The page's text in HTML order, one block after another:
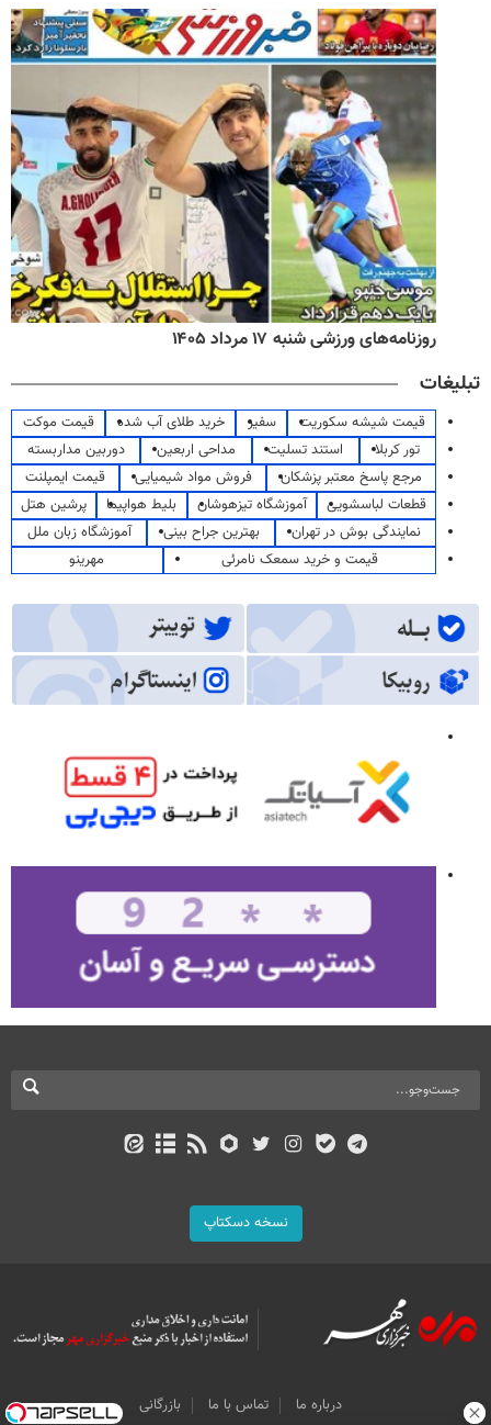
روزنامه‌های ورزشی شنبه ۱۷ مرداد ۱۴۰۵
تبلیغات
قیمت شیشه سکوریت سفیر خرید طلای آب شده
قیمت موکت
تور کربلا
استند تسلیت مداحی اربعین
دوربین مداربسته
مرجع پاسخ معتبر پزشکان
فروش مواد شیمیایی
قیمت ایمپلنت
قطعات لباسشویی
آموزشگاه تیزهوشان بلیط هواپیما
پرشین هتل
نمایندگی بوش در تهران
بهترین جراح بینی
آموزشگاه زبان ملل
قیمت و خرید سمعک نامرئی
مهرینو
نسخه دسکتاپ
درباره ما تماس با ما بازرگانی